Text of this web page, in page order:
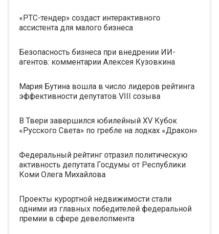
«РТС-тендер» создаст интерактивного
ассистента для малого бизнеса
Безопасность бизнеса при внедрении ИИ-
агентов: комментарии Алексея Кузовкина
Мария Бутина вошла в число лидеров рейтинга
эффективности депутатов VIII созыва
В Твери завершился юбилейный XV Кубок
«Русского Света» по гребле на лодках «Дракон»
Федеральный рейтинг отразил политическую
активность депутата Госдумы от Республики
Коми Олега Михайлова
Проекты курортной недвижимости стали
одними из главных победителей федеральной
премии в сфере девелопмента